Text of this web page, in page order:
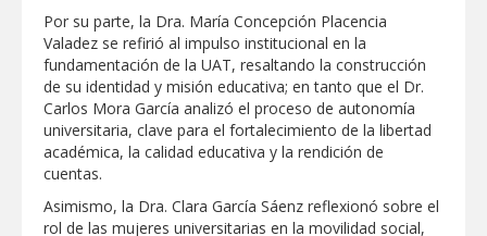
Por su parte, la Dra. María Concepción Placencia
Valadez se refirió al impulso institucional en la
fundamentación de la UAT, resaltando la construcción
de su identidad y misión educativa; en tanto que el Dr.
Carlos Mora García analizó el proceso de autonomía
universitaria, clave para el fortalecimiento de la libertad
académica, la calidad educativa y la rendición de
cuentas.
Asimismo, la Dra. Clara García Sáenz reflexionó sobre el
rol de las mujeres universitarias en la movilidad social,